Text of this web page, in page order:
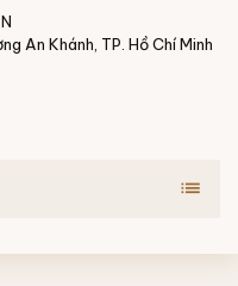
An Khánh, TP. Hồ Chí Minh
list